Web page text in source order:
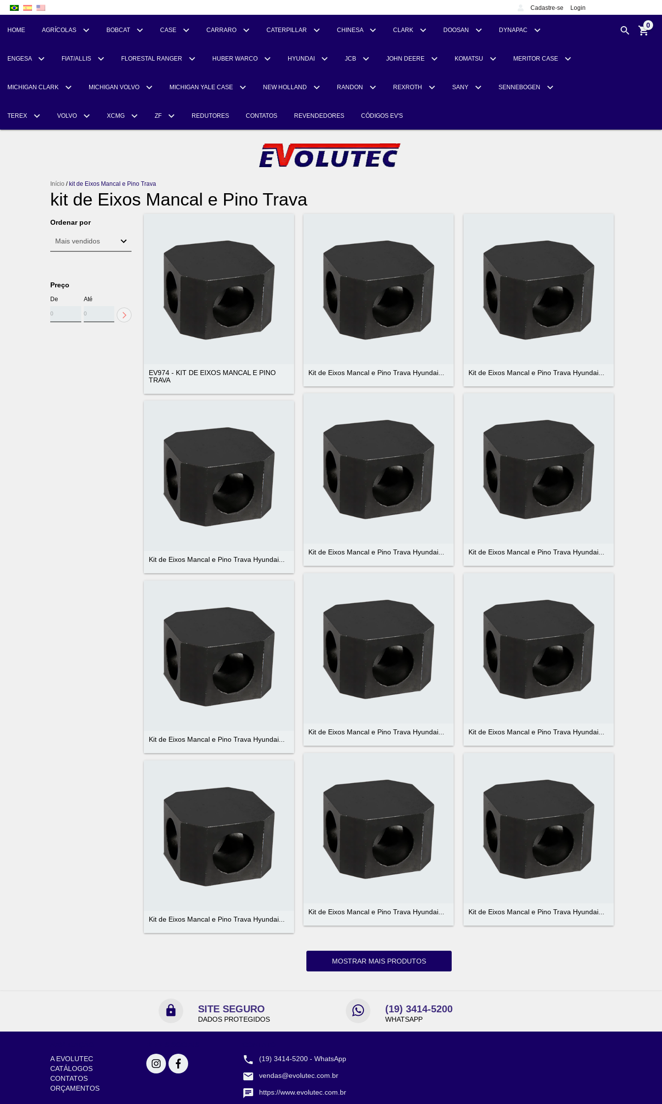
Cadastre-se Login
HOME AGRÍCOLAS BOBCAT CASE CARRARO CATERPILLAR CHINESA CLARK DOOSAN DYNAPAC
ENGESA FIAT/ALLIS FLORESTAL RANGER HUBER WARCO HYUNDAI JCB JOHN DEERE KOMATSU MERITOR CASE
MICHIGAN CLARK MICHIGAN VOLVO MICHIGAN YALE CASE NEW HOLLAND RANDON REXROTH SANY SENNEBOGEN
TEREX VOLVO XCMG ZF REDUTORES CONTATOS REVENDEDORES CÓDIGOS EV'S
0
Início / kit de Eixos Mancal e Pino Trava
kit de Eixos Mancal e Pino Trava
Ordenar por
Preço
De Até
EV974 - KIT DE EIXOS MANCAL E PINO
TRAVA
Kit de Eixos Mancal e Pino Trava Hyundai... Kit de Eixos Mancal e Pino Trava Hyundai...
Kit de Eixos Mancal e Pino Trava Hyundai...
Kit de Eixos Mancal e Pino Trava Hyundai... Kit de Eixos Mancal e Pino Trava Hyundai...
Kit de Eixos Mancal e Pino Trava Hyundai...
Kit de Eixos Mancal e Pino Trava Hyundai... Kit de Eixos Mancal e Pino Trava Hyundai...
Kit de Eixos Mancal e Pino Trava Hyundai...
Kit de Eixos Mancal e Pino Trava Hyundai... Kit de Eixos Mancal e Pino Trava Hyundai...
MOSTRAR MAIS PRODUTOS
SITE SEGURO
DADOS PROTEGIDOS
(19) 3414-5200
WHATSAPP
A EVOLUTEC
CATÁLOGOS
CONTATOS
ORÇAMENTOS
(19) 3414-5200 - WhatsApp
vendas@evolutec.com.br
https://www.evolutec.com.br